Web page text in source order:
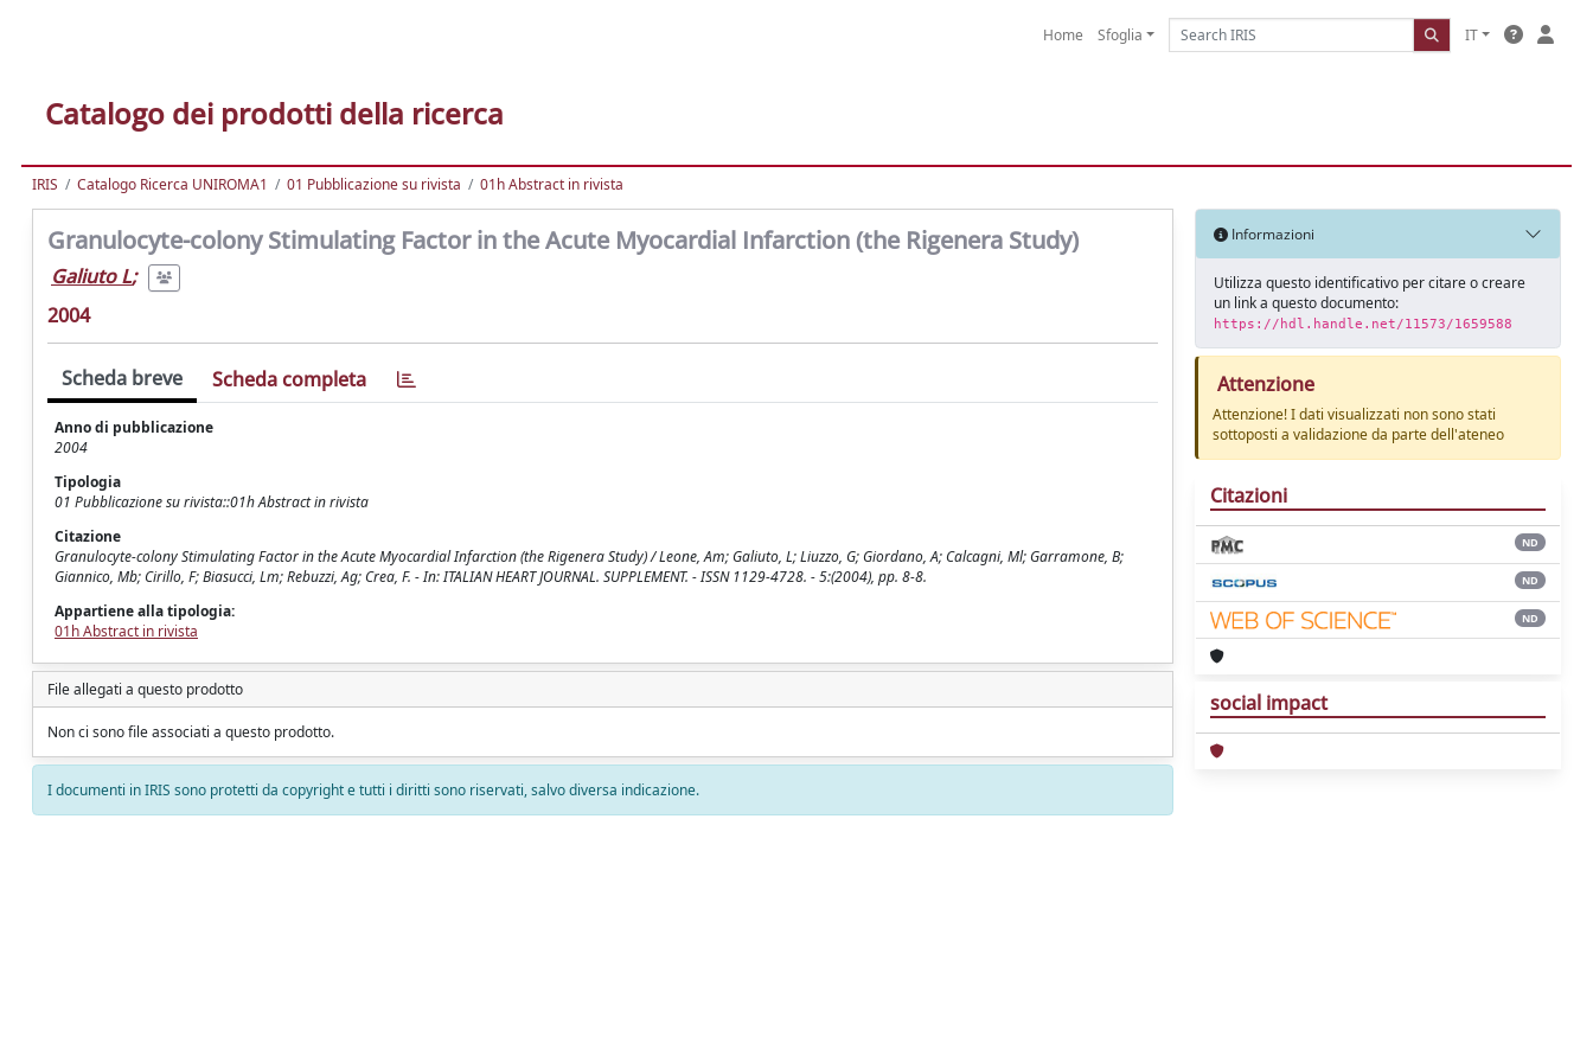
Home Sfoglia IT
Catalogo dei prodotti della ricerca
IRIS Catalogo Ricerca UNIROMA1 01 Pubblicazione su rivista 01h Abstract in rivista
Granulocyte-colony Stimulating Factor in the Acute Myocardial Infarction (the Rigenera Study)
Galiuto L;
2004
Scheda breve Scheda completa
Anno di pubblicazione
2004
Tipologia
01 Pubblicazione su rivista::01h Abstract in rivista
Citazione
Granulocyte-colony Stimulating Factor in the Acute Myocardial Infarction (the Rigenera Study) / Leone, Am; Galiuto, L; Liuzzo, G; Giordano, A; Calcagni, Ml; Garramone, B;
Giannico, Mb; Cirillo, F; Biasucci, Lm; Rebuzzi, Ag; Crea, F. - In: ITALIAN HEART JOURNAL. SUPPLEMENT. - ISSN 1129-4728. - 5:(2004), pp. 8-8.
Appartiene alla tipologia:
01h Abstract in rivista
File allegati a questo prodotto
Non ci sono file associati a questo prodotto.
I documenti in IRIS sono protetti da copyright e tutti i diritti sono riservati, salvo diversa indicazione.
Informazioni
Utilizza questo identificativo per citare o creare
un link a questo documento:
https://hdl.handle.net/11573/1659588
Attenzione
Attenzione! I dati visualizzati non sono stati
sottoposti a validazione da parte dell'ateneo
Citazioni
ND
ND
ND
social impact